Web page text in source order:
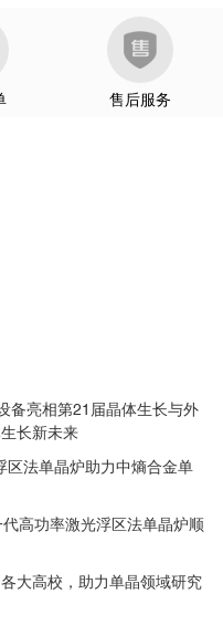
售后服务
备亮相第21届晶体生长与外
长新未来
区法单晶炉助力中熵合金单
高功率激光浮区法单晶炉顺
大高校，助力单晶领域研究